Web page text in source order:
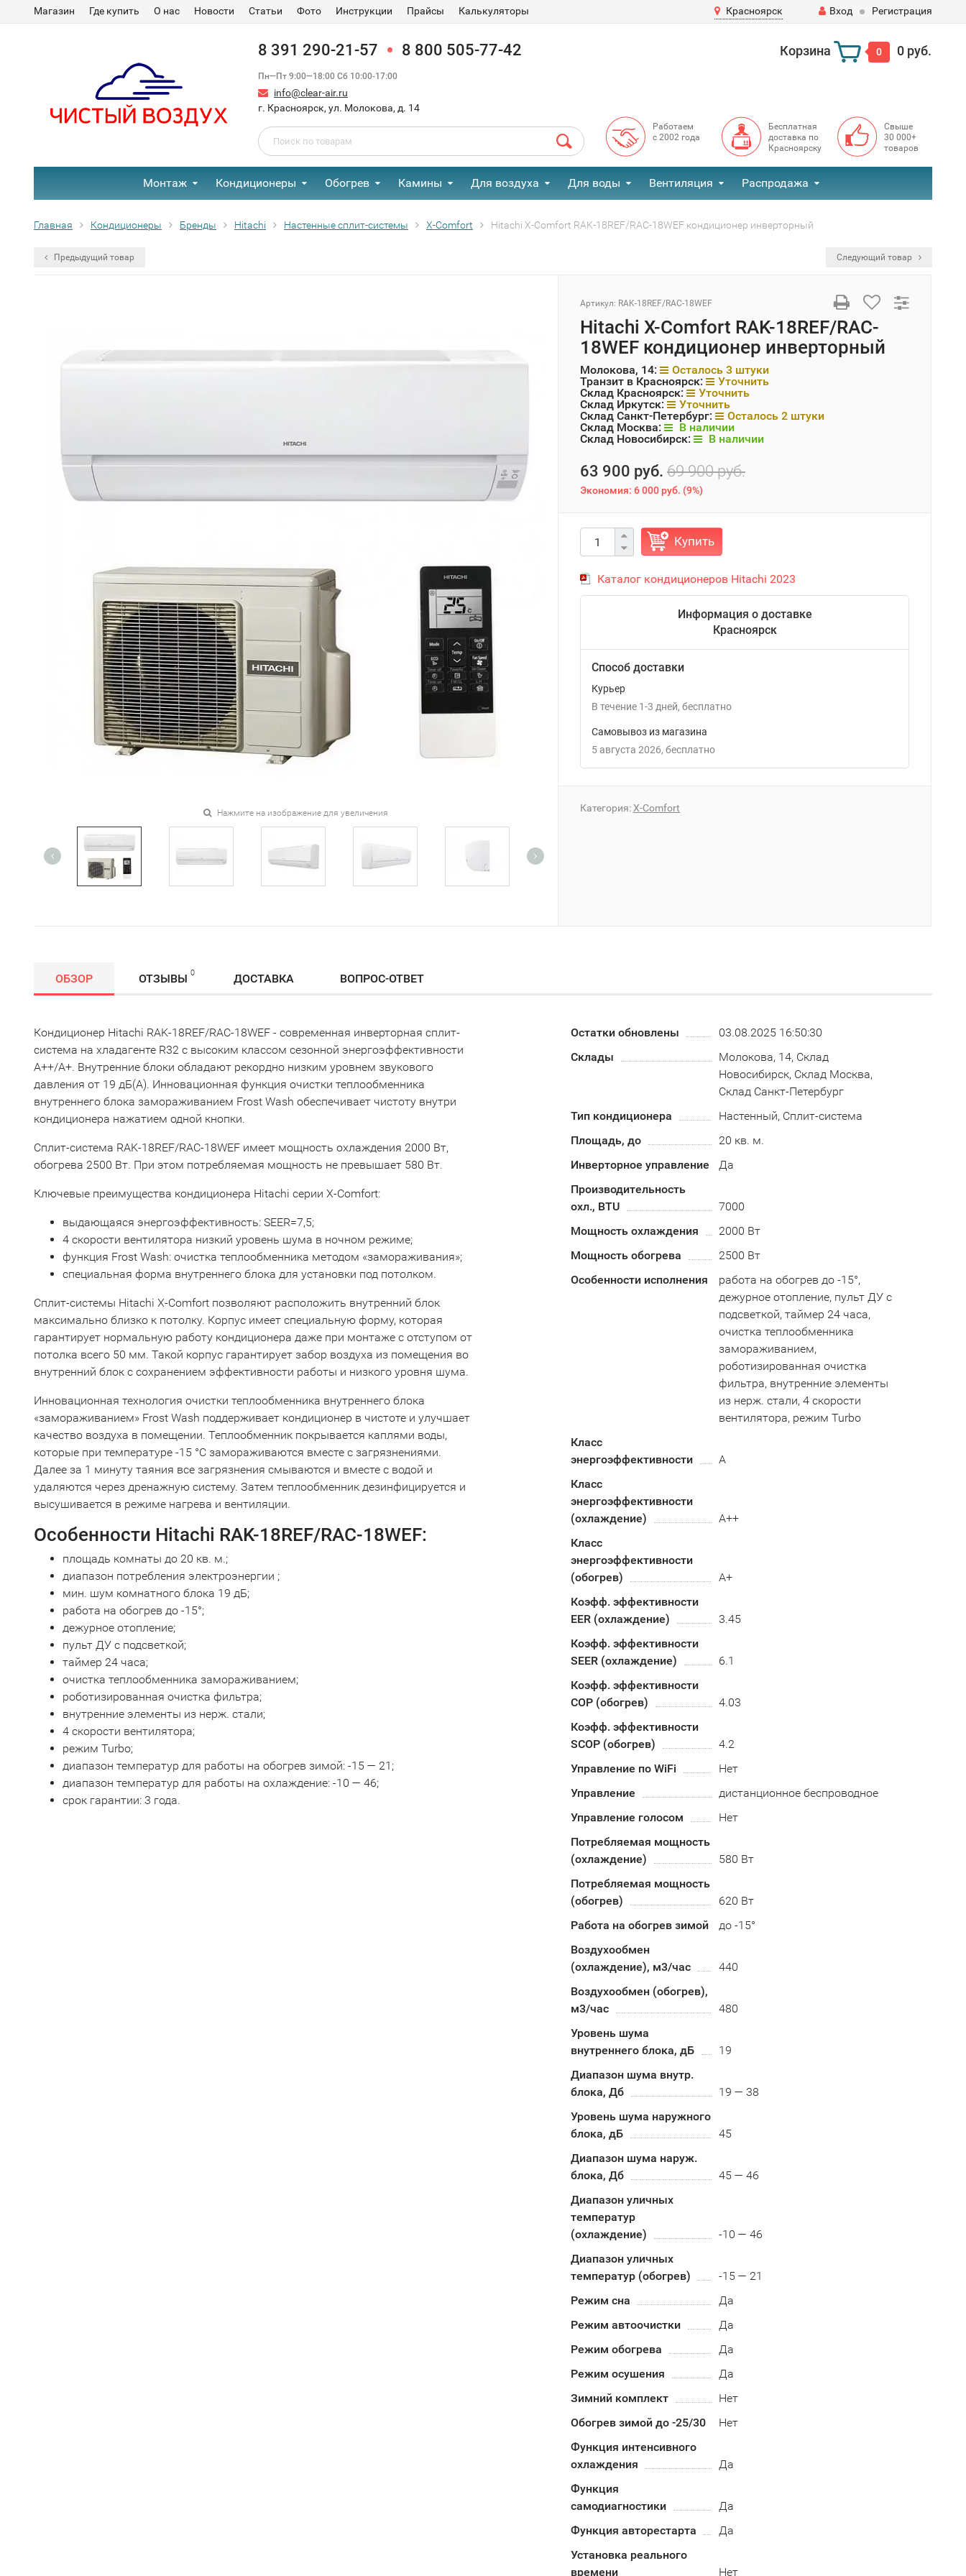
Магазин Где купить О нас Новости Статьи Фото Инструкции Прайсы Калькуляторы Красноярск Вход Регистрация
8 391 290-21-57 8 800 505-77-42
Пн—Пт 9:00—18:00 Сб 10:00-17:00
info@clear-air.ru
г. Красноярск, ул. Молокова, д. 14
Корзина 0 0 руб.
Работаем
с 2002 года
Бесплатная
доставка по
Красноярску
Свыше
30 000+
товаров
Монтаж Кондиционеры Обогрев Камины Для воздуха Для воды Вентиляция Распродажа
Главная Кондиционеры Бренды Hitachi Настенные сплит-системы Х-Сomfort Hitachi Х-Сomfort RAK-18REF/RAC-18WEF кондиционер инверторный
Предыдущий товар Следующий товар
Нажмите на изображение для увеличения
Артикул: RAK-18REF/RAC-18WEF
Hitachi Х-Сomfort RAK-18REF/RAC-
18WEF кондиционер инверторный
Молокова, 14:
Осталось 3 штуки
Транзит в Красноярск:
Уточнить
Склад Красноярск:
Уточнить
Склад Иркутск:
Уточнить
Склад Санкт-Петербург:
Осталось 2 штуки
Склад Москва:
В наличии
Склад Новосибирск:
В наличии
63 900 руб. 69 900 руб.
Экономия: 6 000 руб. (9%)
Купить
Каталог кондиционеров Hitachi 2023
Информация о доставке
Красноярск
Способ доставки
Курьер
В течение 1-3 дней Бесплатно
Самовывоз из магазина
5 августа 2026
Бесплатно
Категория:Х-Сomfort
ОБЗОР ОТЗЫВЫ 0 ДОСТАВКА ВОПРОС-ОТВЕТ
Кондиционер Hitachi RAK-18REF/RAC-18WEF - современная инверторная сплит-
система на хладагенте R32 с высоким классом сезонной энергоэффективности
А++/A+. Внутренние блоки обладают рекордно низким уровнем звукового
давления от 19 дБ(А). Инновационная функция очистки теплообменника
внутреннего блока замораживанием Frost Wash обеспечивает чистоту внутри
кондиционера нажатием одной кнопки.
Сплит-система RAK-18REF/RAC-18WEF имеет мощность охлаждения 2000 Вт,
обогрева 2500 Вт. При этом потребляемая мощность не превышает 580 Вт.
Ключевые преимущества кондиционера Hitachi серии Х-Сomfort:
выдающаяся энергоэффективность: SEER=7,5;
4 скорости вентилятора низкий уровень шума в ночном режиме;
функция Frost Wash: очистка теплообменника методом «замораживания»;
специальная форма внутреннего блока для установки под потолком.
Сплит-системы Hitachi Х-Сomfort позволяют расположить внутренний блок
максимально близко к потолку. Корпус имеет специальную форму, которая
гарантирует нормальную работу кондиционера даже при монтаже с отступом от
потолка всего 50 мм. Такой корпус гарантирует забор воздуха из помещения во
внутренний блок с сохранением эффективности работы и низкого уровня шума.
Инновационная технология очистки теплообменника внутреннего блока
«замораживанием» Frost Wash поддерживает кондиционер в чистоте и улучшает
качество воздуха в помещении. Теплообменник покрывается каплями воды,
которые при температуре -15 °C замораживаются вместе с загрязнениями.
Далее за 1 минуту таяния все загрязнения смываются и вместе с водой и
удаляются через дренажную систему. Затем теплообменник дезинфицируется и
высушивается в режиме нагрева и вентиляции.
Особенности Hitachi RAK-18REF/RAC-18WEF:
площадь комнаты до 20 кв. м.;
диапазон потребления электроэнергии ;
мин. шум комнатного блока 19 дБ;
работа на обогрев до -15°;
дежурное отопление;
пульт ДУ с подсветкой;
таймер 24 часа;
очистка теплообменника замораживанием;
роботизированная очистка фильтра;
внутренние элементы из нерж. стали;
4 скорости вентилятора;
режим Turbo;
диапазон температур для работы на обогрев зимой: -15 — 21;
диапазон температур для работы на охлаждение: -10 — 46;
срок гарантии: 3 года.
Остатки обновлены
03.08.2025 16:50:30
Склады
Молокова, 14, Склад
Новосибирск, Склад Москва,
Склад Санкт-Петербург
Тип кондиционера
Настенный, Сплит-система
Площадь, до
20 кв. м.
Инверторное управление
Да
Производительность
охл., BTU
7000
Мощность охлаждения
2000 Вт
Мощность обогрева
2500 Вт
Особенности исполнения
работа на обогрев до -15°,
дежурное отопление, пульт ДУ с
подсветкой, таймер 24 часа,
очистка теплообменника
замораживанием,
роботизированная очистка
фильтра, внутренние элементы
из нерж. стали, 4 скорости
вентилятора, режим Turbo
Класс
энергоэффективности
A
Класс
энергоэффективности
(охлаждение)
А++
Класс
энергоэффективности
(обогрев)
А+
Коэфф. эффективности
EER (охлаждение)
3.45
Коэфф. эффективности
SEER (охлаждение)
6.1
Коэфф. эффективности
COP (обогрев)
4.03
Коэфф. эффективности
SCOP (обогрев)
4.2
Управление по WiFi
Нет
Управление
дистанционное беспроводное
Управление голосом
Нет
Потребляемая мощность
(охлаждение)
580 Вт
Потребляемая мощность
(обогрев)
620 Вт
Работа на обогрев зимой
до -15°
Воздухообмен
(охлаждение), м3/час
440
Воздухообмен (обогрев),
м3/час
480
Уровень шума
внутреннего блока, дБ
19
Диапазон шума внутр.
блока, Дб
19 — 38
Уровень шума наружного
блока, дБ
45
Диапазон шума наруж.
блока, Дб
45 — 46
Диапазон уличных
температур
(охлаждение)
-10 — 46
Диапазон уличных
температур (обогрев)
-15 — 21
Режим сна
Да
Режим автоочистки
Да
Режим обогрева
Да
Режим осушения
Да
Зимний комплект
Нет
Обогрев зимой до -25/30
Нет
Функция интенсивного
охлаждения
Да
Функция
самодиагностики
Да
Функция авторестарта
Да
Установка реального
времени
Нет